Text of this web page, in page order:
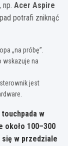
np. Acer Aspire
potrafi zniknąć
„na próbę”.
wskazuje na
jest
w
około 100–300
w przedziale